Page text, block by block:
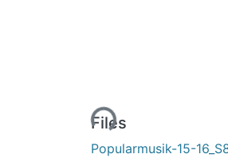
Loading...
Files
Popularmusik-15-